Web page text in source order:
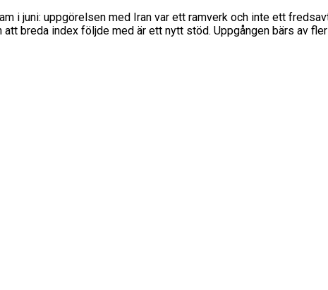
i juni: uppgörelsen med Iran var ett ramverk och inte ett
att breda index följde med är ett nytt stöd. Uppgången bärs av